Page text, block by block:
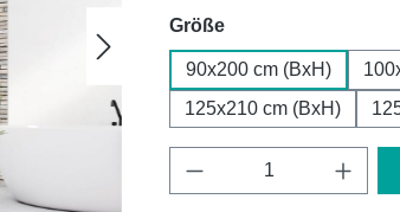
Größeauswählen
90x200 cm (BxH)
125x210 cm (BxH)
Produkt Anzahl: